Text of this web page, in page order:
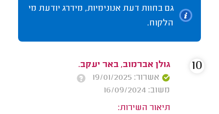
גם בחוות דעת אנונימיות, מידרג יודעת מי
הלקוח.
גולן אברמוב, באר יעקב.
אשרור: 19/01/2025
משוב: 16/09/2024
תיאור השירות:
10